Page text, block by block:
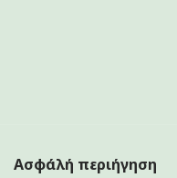
Ασφάλή περιήγηση